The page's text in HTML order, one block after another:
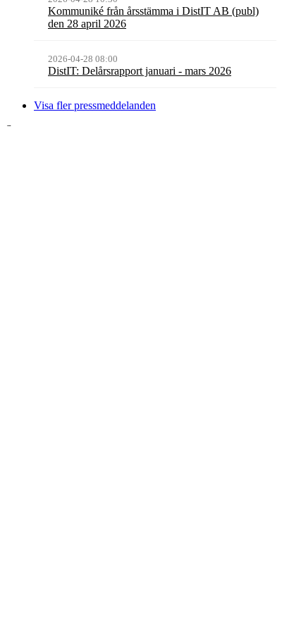
Kommuniké från årsstämma i DistIT AB (publ)
den 28 april 2026
2026-04-28 08:00
DistIT: Delårsrapport januari - mars 2026
Visa fler pressmeddelanden
Senaste rapporten